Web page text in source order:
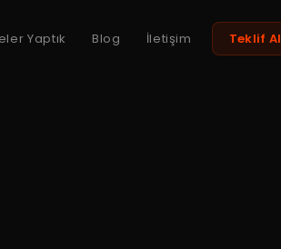
Yaptık Blog İletişim Teklif Al